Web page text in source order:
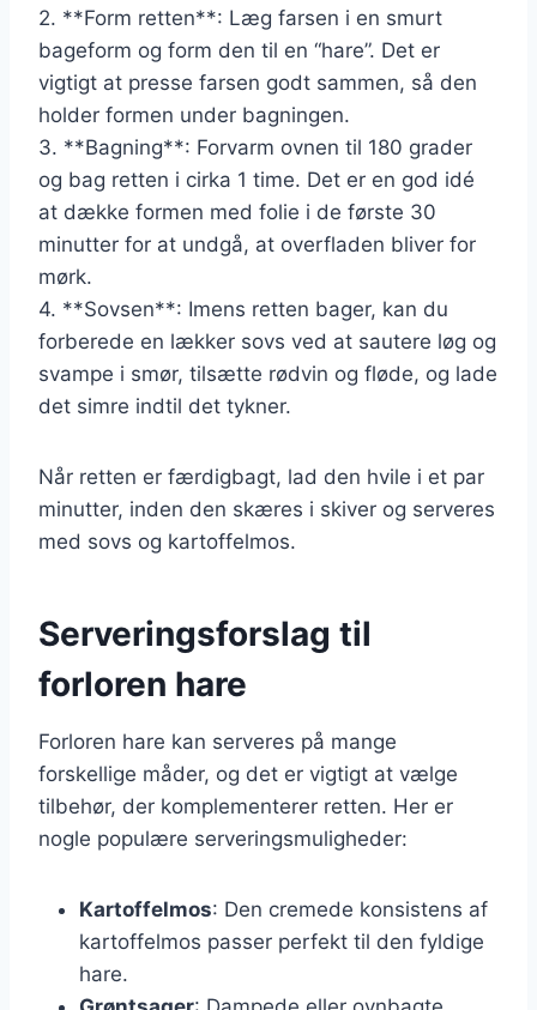
2. **Form retten**: Læg farsen i en smurt
bageform og form den til en “hare”. Det er
vigtigt at presse farsen godt sammen, så den
holder formen under bagningen.
3. **Bagning**: Forvarm ovnen til 180 grader
og bag retten i cirka 1 time. Det er en god idé
at dække formen med folie i de første 30
minutter for at undgå, at overfladen bliver for
mørk.
4. **Sovsen**: Imens retten bager, kan du
forberede en lækker sovs ved at sautere løg og
svampe i smør, tilsætte rødvin og fløde, og lade
det simre indtil det tykner.
Når retten er færdigbagt, lad den hvile i et par
minutter, inden den skæres i skiver og serveres
med sovs og kartoffelmos.
Serveringsforslag til
forloren hare
Forloren hare kan serveres på mange
forskellige måder, og det er vigtigt at vælge
tilbehør, der komplementerer retten. Her er
nogle populære serveringsmuligheder:
Kartoffelmos: Den cremede konsistens af
kartoffelmos passer perfekt til den fyldige
hare.